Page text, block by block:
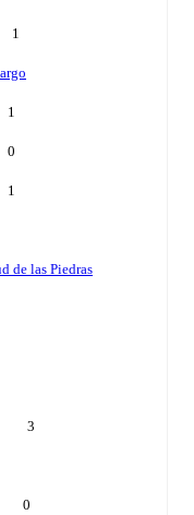
1
1
0
1
de las Piedras
3
0